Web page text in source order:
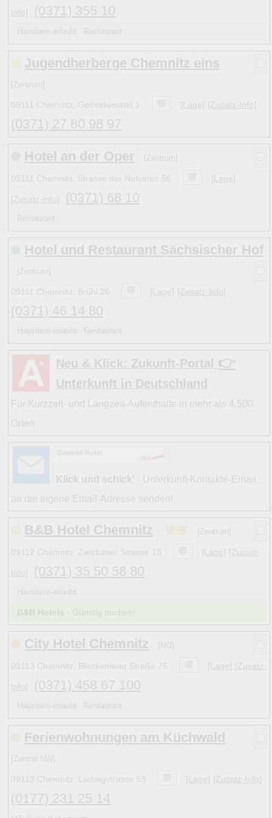
Info] (0371) 355 10
Haustiere-erlaubt Restaurant
Jugendherberge Chemnitz eins
[Zentrum]
09111 Chemnitz, Getreidemarkt 1 [Lage] [Zusatz-Info]
(0371) 27 80 98 97
Hotel an der Oper [Zentrum]
09111 Chemnitz, Strasse der Nationen 56 [Lage]
[Zusatz-Info] (0371) 68 10
Restaurant
Hotel und Restaurant Sächsischer Hof
[Zentrum]
09111 Chemnitz, Brühl 26 [Lage] [Zusatz-Info]
(0371) 46 14 80
Haustiere-erlaubt Restaurant
Neu & Klick: Zukunft-Portal 👉
Unterkunft in Deutschland
Für Kurzzeit- und Langzeit-Aufenthalte in mehr als 4.500
Orten
Klick und schick' - Unterkunft-Kontakte-Email
an die eigene Email-Adresse senden!
B&B Hotel Chemnitz [Zentrum]
09112 Chemnitz, Zwickauer Strasse 13 [Lage] [Zusatz-
Info] (0371) 35 50 58 80
Haustiere-erlaubt
B&B Hotels - Günstig buchen!
City Hotel Chemnitz [NO]
09113 Chemnitz, Blankenauer Straße 75 [Lage] [Zusatz-
Info] (0371) 458 67 100
Haustiere-erlaubt Restaurant
Ferienwohnungen am Küchwald
[Zentral NW]
09113 Chemnitz, Ludwigstrasse 53 [Lage] [Zusatz-Info]
(0177) 231 25 14
21 4 1 D d Waldenburg (Sachsen)
22 4 1D d Wolkenstein
14 10 Cb Zschopau
Hinweise:
zu b) Kulturelles und touristisches Niveau eines Ortes
zu c) Das Familien-Niveau ergibt sich aus kind- und
und Unterkunft-Angeboten am Gast-Ort.
Alle Bewertungen haben die aktuell verfügbaren Daten
Bewertungen zurzeit noch ohne Lage-Bewertung.